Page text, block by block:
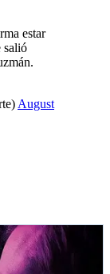
estar
salió
August